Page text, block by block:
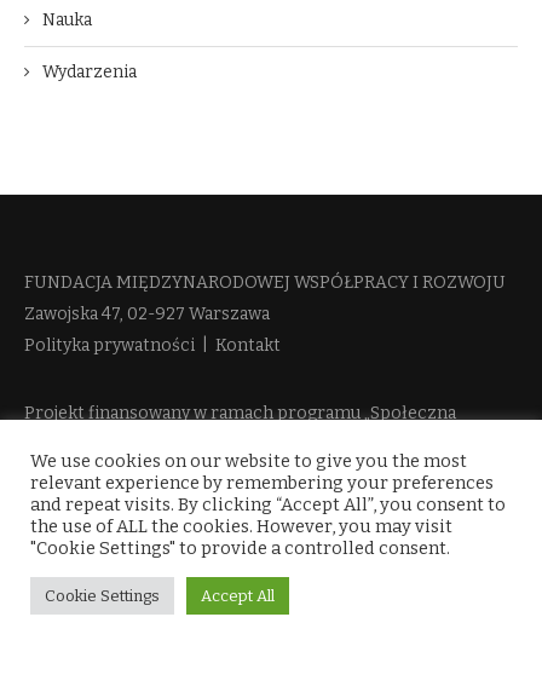
Nauka
Wydarzenia
FUNDACJA MIĘDZYNARODOWEJ WSPÓŁPRACY I ROZWOJU​
Zawojska 47, 02-927 Warszawa
Polityka prywatności
Kontakt
Projekt finansowany w ramach programu „Społeczna
więcej informacji
We use cookies on our website to give you the most
relevant experience by remembering your preferences
and repeat visits. By clicking “Accept All”, you consent to
the use of ALL the cookies. However, you may visit
"Cookie Settings" to provide a controlled consent.
Cookie Settings Accept All